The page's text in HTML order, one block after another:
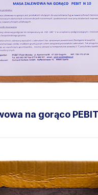
na gorąco
Dodaj do koszyka